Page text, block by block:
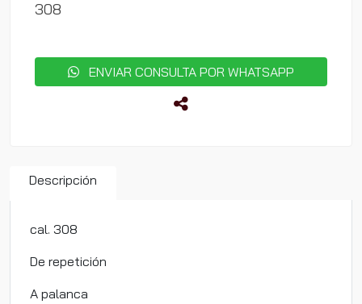
308
ENVIAR CONSULTA POR WHATSAPP
Descripción
cal. 308
De repetición
A palanca